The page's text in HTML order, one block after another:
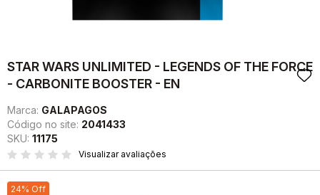
STAR WARS UNLIMITED - LEGENDS OF THE FORCE
- CARBONITE BOOSTER - EN
Marca: GALAPAGOS
Código no site: 2041433
SKU: 11175
Visualizar avaliações
24% Off